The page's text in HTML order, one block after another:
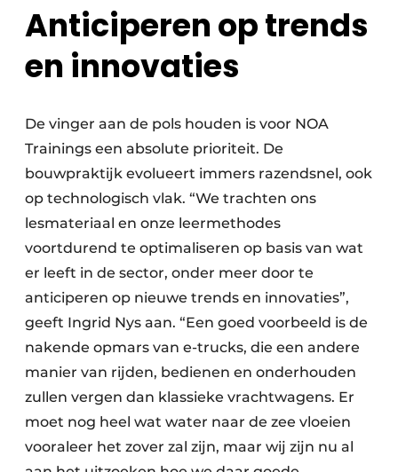
Anticiperen op trends
en innovaties
De vinger aan de pols houden is voor NOA
Trainings een absolute prioriteit. De
bouwpraktijk evolueert immers razendsnel, ook
op technologisch vlak. “We trachten ons
lesmateriaal en onze leermethodes
voortdurend te optimaliseren op basis van wat
er leeft in de sector, onder meer door te
anticiperen op nieuwe trends en innovaties”,
geeft Ingrid Nys aan. “Een goed voorbeeld is de
nakende opmars van e-trucks, die een andere
manier van rijden, bedienen en onderhouden
zullen vergen dan klassieke vrachtwagens. Er
moet nog heel wat water naar de zee vloeien
vooraleer het zover zal zijn, maar wij zijn nu al